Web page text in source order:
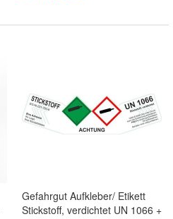
Gefahrgut Aufkleber/ Etikett
Stickstoff, verdichtet UN 1066 +